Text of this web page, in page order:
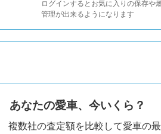
ログインするとお気に入りの保存や
管理が出来るようになります
あなたの愛車、今いくら？
複数社の査定額を比較して愛車の